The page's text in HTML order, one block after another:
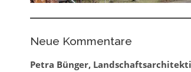
Neue Kommentare
Petra Bünger,